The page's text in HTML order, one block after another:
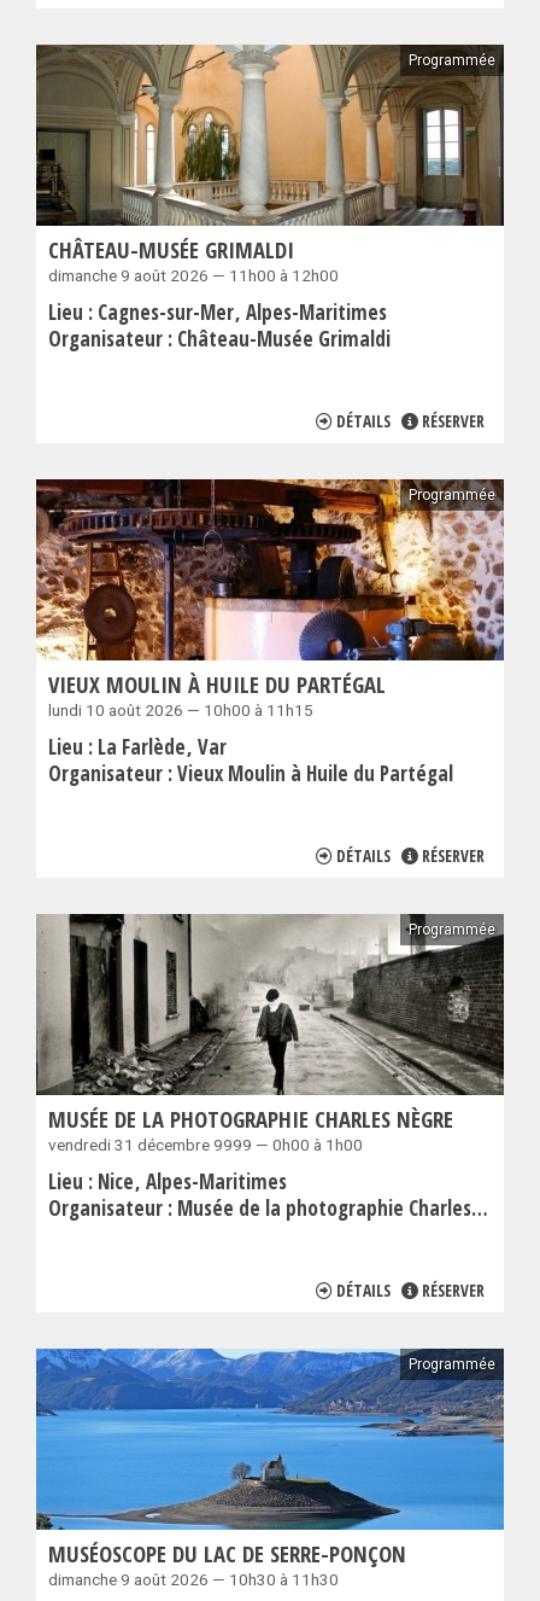
Programmée
CHÂTEAU-MUSÉE GRIMALDI
dimanche 9 août 2026 — 11h00 à 12h00
Lieu : Cagnes-sur-Mer Alpes-Maritimes
Organisateur : Château-Musée Grimaldi
DÉTAILS RÉSERVER
Programmée
VIEUX MOULIN À HUILE DU PARTÉGAL
lundi 10 août 2026 — 10h00 à 11h15
Lieu : La Farlède Var
Organisateur :Vieux Moulin à Huile du Partégal
DÉTAILS RÉSERVER
Programmée
MUSÉE DE LA PHOTOGRAPHIE CHARLES NÈGRE
vendredi 31 décembre 9999 — 0h00 à 1h00
Lieu : Nice Alpes-Maritimes
Organisateur : Musée de la photographie Charles Nègre
DÉTAILS RÉSERVER
Programmée
MUSÉOSCOPE DU LAC DE SERRE-PONÇON
dimanche 9 août 2026 — 10h30 à 11h30